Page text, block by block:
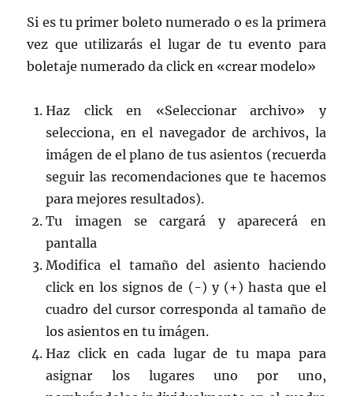
Si es tu primer boleto numerado o es la primera
vez que utilizarás el lugar de tu evento para
boletaje numerado da click en «crear modelo»
Haz click en «Seleccionar archivo» y
selecciona, en el navegador de archivos, la
imágen de el plano de tus asientos (recuerda
seguir las recomendaciones que te hacemos
para mejores resultados).
Tu imagen se cargará y aparecerá en
pantalla
Modifica el tamaño del asiento haciendo
click en los signos de (-) y (+) hasta que el
cuadro del cursor corresponda al tamaño de
los asientos en tu imágen.
Haz click en cada lugar de tu mapa para
asignar los lugares uno por uno,